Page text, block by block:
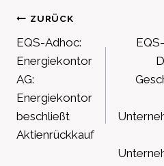
ZURÜCK
EQS-Adhoc:
Energiekontor
AG:
Energiekontor
beschließt
Aktienrückkauf